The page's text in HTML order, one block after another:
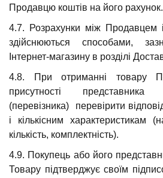
Продавцю коштів на його рахунок.
4.7. Розрахунки між Продавцем
здійснюються способами,
Інтернет-магазину в розділі
4.8. При отриманні товару
присутності
(перевізника) перевірити
і кількісним характеристикам
кількість, комплектність).
4.9. Покупець або його
Товару підтверджує своїм